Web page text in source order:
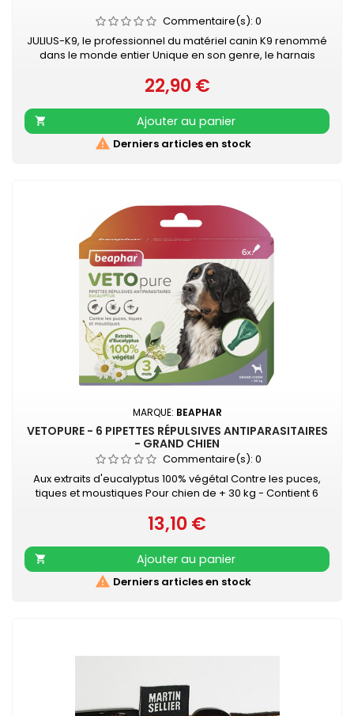
Commentaire(s): 0
JULIUS-K9, le professionnel du matériel canin K9 renommé
dans le monde entier Unique en son genre, le harnais
contrôler le chien pendant les balades en ville. Le harnais
IDC®Power est votre compagnon au quotidien, pour le loisir
et la promenade, dans la rue comme au parc. Sa poignée
solide...
Prix
22,90 €

Ajouter au panier
 Derniers articles en stock
MARQUE: BEAPHAR
VETOPURE - 6 PIPETTES RÉPULSIVES ANTIPARASITAIRES
- GRAND CHIEN
Commentaire(s): 0
Aux extraits d'eucalyptus 100% végétal Contre les puces,
tiques et moustiques Pour chien de + 30 kg - Contient 6
tiques et moustiques• Protection de 3 mois• Facile à
appliquer
Prix
13,10 €

Ajouter au panier
 Derniers articles en stock